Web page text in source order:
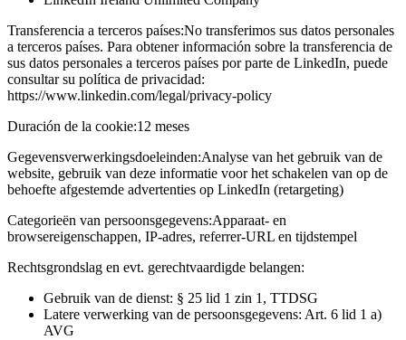
Transferencia a terceros países:No transferimos sus datos personales
a terceros países. Para obtener información sobre la transferencia de
sus datos personales a terceros países por parte de LinkedIn, puede
consultar su política de privacidad:
https://www.linkedin.com/legal/privacy-policy
Duración de la cookie:12 meses
Gegevensverwerkingsdoeleinden:Analyse van het gebruik van de
website, gebruik van deze informatie voor het schakelen van op de
behoefte afgestemde advertenties op LinkedIn (retargeting)
Categorieën van persoonsgegevens:Apparaat- en
browsereigenschappen, IP-adres, referrer-URL en tijdstempel
Rechtsgrondslag en evt. gerechtvaardigde belangen:
Gebruik van de dienst: § 25 lid 1 zin 1, TTDSG
Latere verwerking van de persoonsgegevens: Art. 6 lid 1 a)
AVG